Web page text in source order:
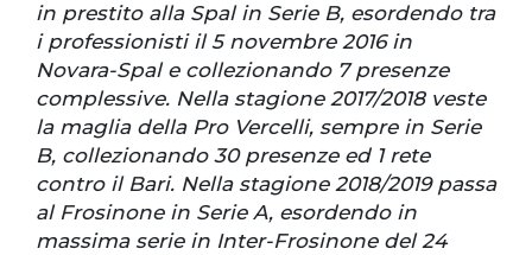
in prestito alla Spal in Serie B, esordendo tra
i professionisti il 5 novembre 2016 in
Novara-Spal e collezionando 7 presenze
complessive. Nella stagione 2017/2018 veste
la maglia della Pro Vercelli, sempre in Serie
B, collezionando 30 presenze ed 1 rete
contro il Bari. Nella stagione 2018/2019 passa
al Frosinone in Serie A, esordendo in
massima serie in Inter-Frosinone del 24